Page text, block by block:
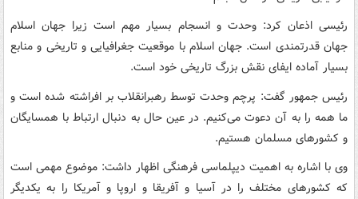
رئیسی اذعان کرد: وحدت و انسجام بسیار مهم است زیرا جهان اسلام
جهان قدرتمندی است. جهان اسلام با موقعیت جغرافیایی و تاریخی و منابع
بسیار آماده ایفای نقش بزرگ تاریخی خود است.
رئیس جمهور گفت: پرچم وحدت توسط رهبرانقلاب بر افراشته شده است و
ما همه را به آن دعوت می‌کنیم. در عین حال به دنبال ارتباط با همسایگان
و کشورهای مسلمان هستیم.
وی با اشاره به اهمیت دیپلماسی فرهنگی اظهار داشت: موضوع مهمی است
که کشورهای مختلف را در آسیا و آفریقا و اروپا و آمریکا را به یکدیگر